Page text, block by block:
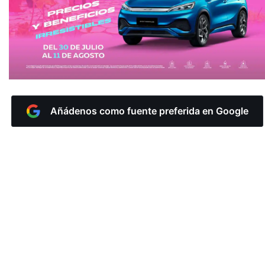
Añádenos como fuente preferida en Google